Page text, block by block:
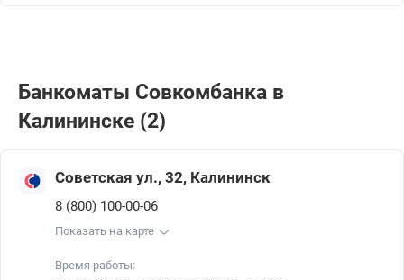
Банкоматы Совкомбанкa в
Калининске (2)
Советская ул., 32, Калининск
8 (800) 100-00-06
Показать на карте
Время работы: